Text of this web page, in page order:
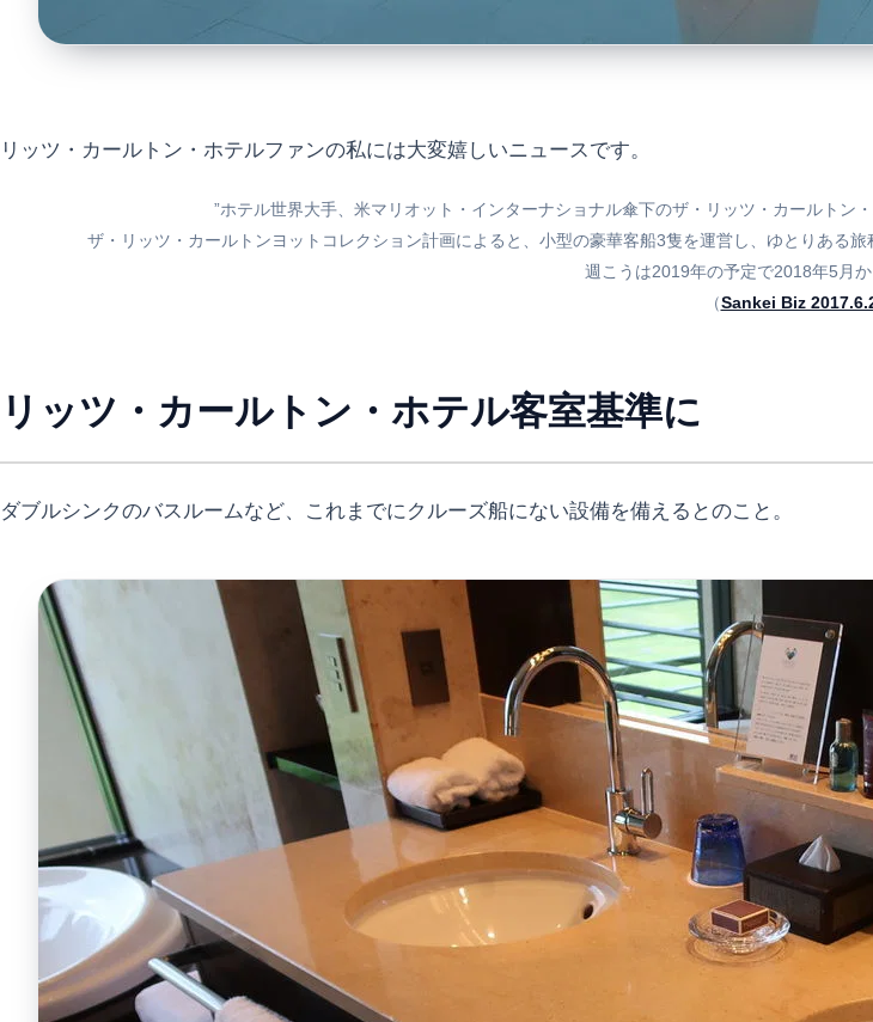
リッツ・カールトン・ホテルファンの私には大変嬉しいニュースです。
”ホテル世界大手、米マリオット・インターナショナル傘下のザ・リッツ・カールト
ザ・リッツ・カールトンヨットコレクション計画によると、小型の豪華客船3隻を運営し、ゆとりある
週こうは2019年の予定で2018年5月か
（Sankei Biz
リッツ・カールトン・ホテル客室基準に
ダブルシンクのバスルームなど、これまでにクルーズ船にない設備を備えるとのこと。